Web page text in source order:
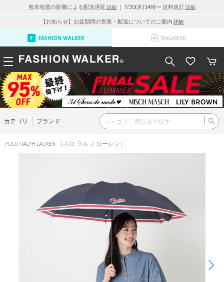
熊本地震の影響による配送遅延 詳細 ｜ 7/30(木)14時〜 送料改訂詳細
【お知らせ】お盆期間の営業・配送についてのご案内 詳細
FASHION WALKER MAGASEEK
カテゴリ ブランド
POLO RALPH LAUREN （ポロ ラルフ ローレン）